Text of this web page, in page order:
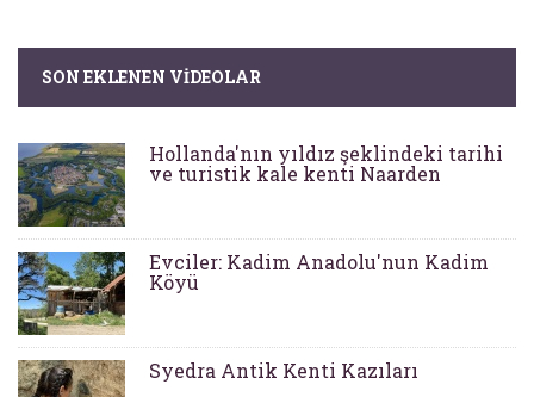
SON EKLENEN VIDEOLAR
Hollanda'nın yıldız şeklindeki tarihi
ve turistik kale kenti Naarden
Evciler: Kadim Anadolu'nun Kadim
Köyü
Syedra Antik Kenti Kazıları